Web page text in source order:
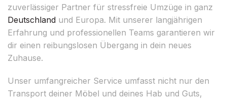
zuverlässiger Partner für stressfreie Umzüge in ganz
Deutschland und Europa. Mit unserer langjährigen
Erfahrung und professionellen Teams garantieren wir
dir einen reibungslosen Übergang in dein neues
Zuhause.
Unser umfangreicher Service umfasst nicht nur den
Transport deiner Möbel und deines Hab und Guts,